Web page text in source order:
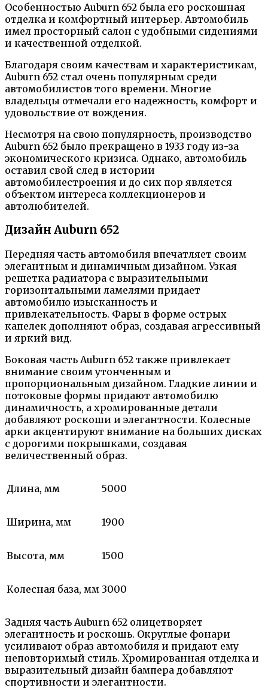
Особенностью Auburn 652 была его роскошная
отделка и комфортный интерьер. Автомобиль
имел просторный салон с удобными сидениями
и качественной отделкой.
Благодаря своим качествам и характеристикам,
Auburn 652 стал очень популярным среди
автомобилистов того времени. Многие
владельцы отмечали его надежность, комфорт и
удовольствие от вождения.
Несмотря на свою популярность, производство
Auburn 652 было прекращено в 1933 году из-за
экономического кризиса. Однако, автомобиль
оставил свой след в истории
автомобилестроения и до сих пор является
объектом интереса коллекционеров и
автолюбителей.
Дизайн Auburn 652
Передняя часть автомобиля впечатляет своим
элегантным и динамичным дизайном. Узкая
решетка радиатора с выразительными
горизонтальными ламелями придает
автомобилю изысканность и
привлекательность. Фары в форме острых
капелек дополняют образ, создавая агрессивный
и яркий вид.
Боковая часть Auburn 652 также привлекает
внимание своим утонченным и
пропорциональным дизайном. Гладкие линии и
потоковые формы придают автомобилю
динамичность, а хромированные детали
добавляют роскоши и элегантности. Колесные
арки акцентируют внимание на больших дисках
с дорогими покрышками, создавая
величественный образ.
Длина, мм 5000
Ширина, мм 1900
Высота, мм 1500
Колесная база, мм 3000
Задняя часть Auburn 652 олицетворяет
элегантность и роскошь. Округлые фонари
усиливают образ автомобиля и придают ему
неповторимый стиль. Хромированная отделка и
выразительный дизайн бампера добавляют
спортивности и элегантности.